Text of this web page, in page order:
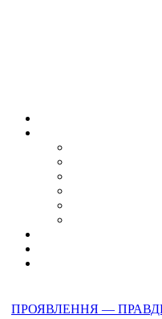
ПРОЯВЛЕННЯ —